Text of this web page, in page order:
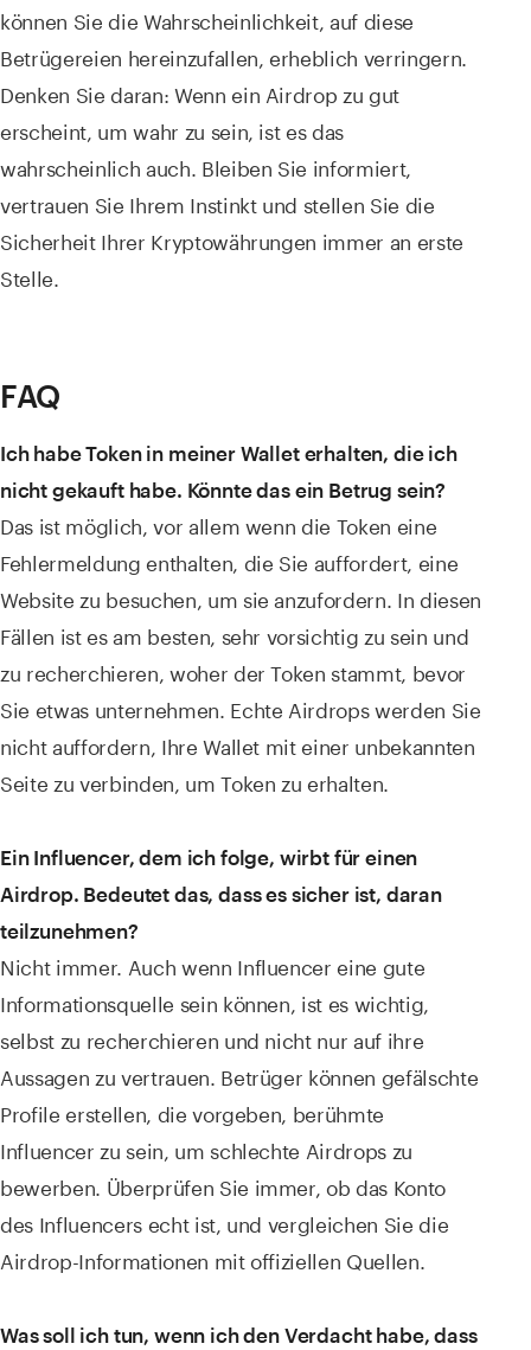
können Sie die Wahrscheinlichkeit, auf diese
Betrügereien hereinzufallen, erheblich verringern.
Denken Sie daran: Wenn ein Airdrop zu gut
erscheint, um wahr zu sein, ist es das
wahrscheinlich auch. Bleiben Sie informiert,
vertrauen Sie Ihrem Instinkt und stellen Sie die
Sicherheit Ihrer Kryptowährungen immer an erste
Stelle.
FAQ
Ich habe Token in meiner Wallet erhalten, die ich
nicht gekauft habe. Könnte das ein Betrug sein?
Das ist möglich, vor allem wenn die Token eine
Fehlermeldung enthalten, die Sie auffordert, eine
Website zu besuchen, um sie anzufordern. In diesen
Fällen ist es am besten, sehr vorsichtig zu sein und
zu recherchieren, woher der Token stammt, bevor
Sie etwas unternehmen. Echte Airdrops werden Sie
nicht auffordern, Ihre Wallet mit einer unbekannten
Seite zu verbinden, um Token zu erhalten.
Ein Influencer, dem ich folge, wirbt für einen
Airdrop. Bedeutet das, dass es sicher ist, daran
teilzunehmen?
Nicht immer. Auch wenn Influencer eine gute
Informationsquelle sein können, ist es wichtig,
selbst zu recherchieren und nicht nur auf ihre
Aussagen zu vertrauen. Betrüger können gefälschte
Profile erstellen, die vorgeben, berühmte
Influencer zu sein, um schlechte Airdrops zu
bewerben. Überprüfen Sie immer, ob das Konto
des Influencers echt ist, und vergleichen Sie die
Airdrop-Informationen mit offiziellen Quellen.
Was soll ich tun, wenn ich den Verdacht habe, dass